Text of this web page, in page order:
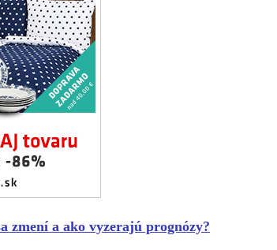
zmení a ako vyzerajú prognózy?